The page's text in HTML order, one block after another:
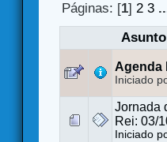
Páginas: [1]2 3
Asunto
Agenda
Iniciado
Jornada
Rei: 03/
Iniciado